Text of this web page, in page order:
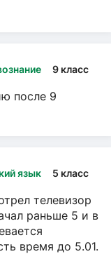
9 класс
после 9
язык 5 класс
телевизор
раньше 5 и в
время до 5.01.